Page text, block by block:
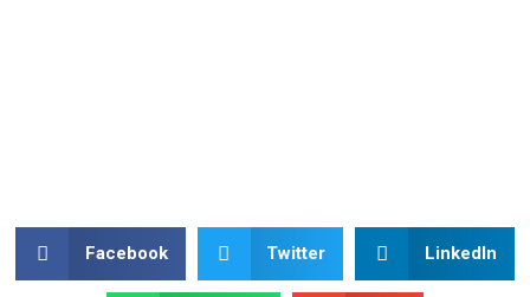
Facebook Twitter LinkedIn